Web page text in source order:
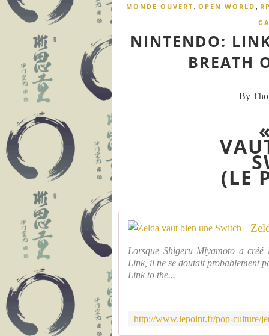
MONDE OUVERT, OPEN WORLD ,
NINTENDO:
BREATH
By
(LE
Lorsque Shigeru Miyamoto a
Link, il ne se doutait probablement
Link to the...